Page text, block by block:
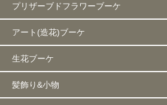
プリザーブドフラワーブーケ
アート(造花)ブーケ
生花ブーケ
髪飾り&小物